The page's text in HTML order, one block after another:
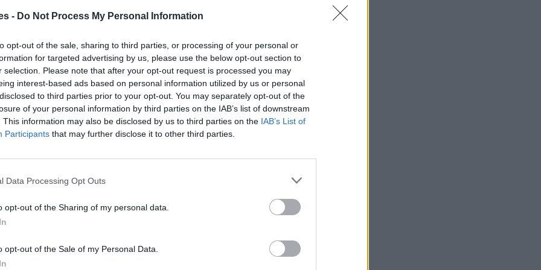
- Do Not Process My Personal Information
opt-out of the sale, sharing to third parties, or processing of your personal or
for targeted advertising by us, please use the below opt-out section to
selection. Please note that after your opt-out request is processed you may
interest-based ads based on personal information utilized by us or personal
to third parties prior to your opt-out. You may separately opt-out of the
of your personal information by third parties on the IAB’s list of downstream
This information may also be disclosed by us to third parties on the IAB’s List of
Participants that may further disclose it to other third parties.
Data Processing Opt Outs
opt-out of the Sharing of my personal data.
opt-out of the Sale of my Personal Data.
Castellet I La Gornal
De Córdoba y Castellet I La Gornal
40l.- 0,00€ 57l. - 0,00€